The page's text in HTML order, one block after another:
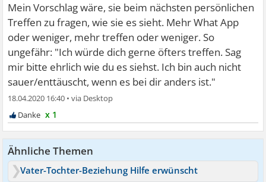
Mein Vorschlag wäre, sie beim nächsten persönlichen
Treffen zu fragen, wie sie es sieht. Mehr What App
oder weniger, mehr treffen oder weniger. So
ungefähr: "Ich würde dich gerne öfters treffen. Sag
mir bitte ehrlich wie du es siehst. Ich bin auch nicht
sauer/enttäuscht, wenn es bei dir anders ist."
18.04.2020 16:40 •
x 1
Ähnliche Themen
Vater-Tochter-Beziehung Hilfe erwünscht